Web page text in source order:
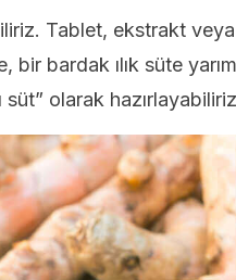
Tablet, ekstrakt
bardak ılık süte
olarak